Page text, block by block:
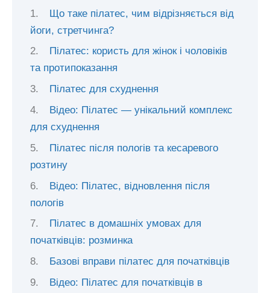
Що таке пілатес, чим відрізняється від
йоги, стретчинга?
Пілатес: користь для жінок і чоловіків
та протипоказання
Пілатес для схуднення
Відео: Пілатес — унікальний комплекс
для схуднення
Пілатес після пологів та кесаревого
розтину
Відео: Пілатес, відновлення після
пологів
Пілатес в домашніх умовах для
початківців: розминка
Базові вправи пілатес для початківців
Відео: Пілатес для початківців в